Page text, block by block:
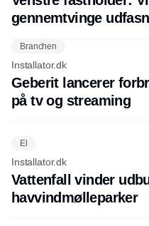
gennemtvinge
Branchen
Installator.dk
Geberit lancerer
på tv og streaming
El
Installator.dk
Vattenfall vinder
havvindmølleparker